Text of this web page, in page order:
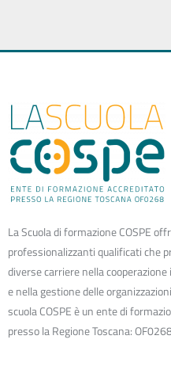
La Scuola di formazione COSPE
professionalizzanti qualificati che
diverse carriere nella
e nella gestione delle
scuola COSPE è un ente di
presso la Regione Toscana: